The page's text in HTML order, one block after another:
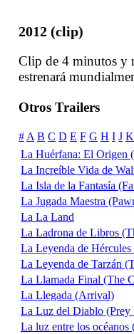
2012 (clip)
Clip de 4 minutos y
estrenará
Otros Trailers
# A B C D E F G H I J K
La Huérfana: El Origen
La Increíble Vida de
La Isla de la Fantasía
La Jugada Maestra
La La Land
La Ladrona de Libros
La Leyenda de
La Leyenda de Tarzán
La Llamada Final (The
La Llegada (Arrival)
La Luz del Diablo
La luz entre los